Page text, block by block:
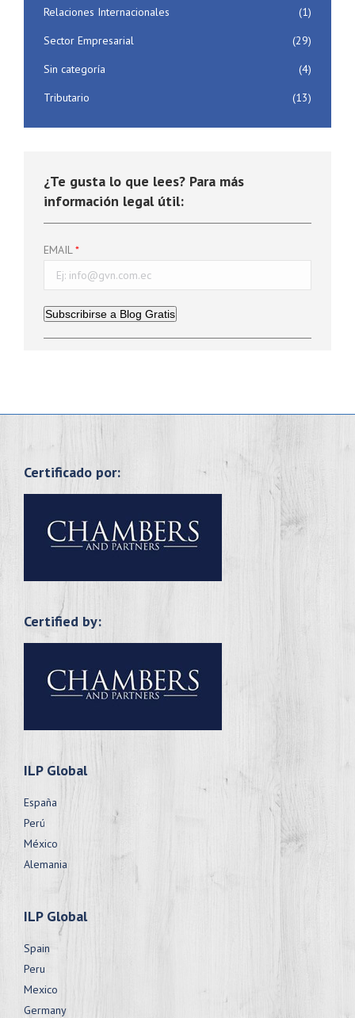
Relaciones Internacionales
(1)
Sector Empresarial
(29)
Sin categoría
(4)
Tributario
(13)
¿Te gusta lo que lees? Para más
información legal útil:
EMAIL
Subscribirse a Blog Gratis
Certificado por:
Certified by:
ILP Global
España
Perú
México
Alemania
ILP Global
Spain
Peru
Mexico
Germany